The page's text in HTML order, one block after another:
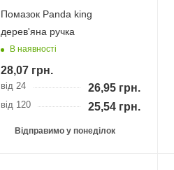
Помазок Panda king
дерев'яна ручка
В наявності
28,07 грн.
від 24 26,95грн.
від 120 25,54грн.
Відправимо у понеділок